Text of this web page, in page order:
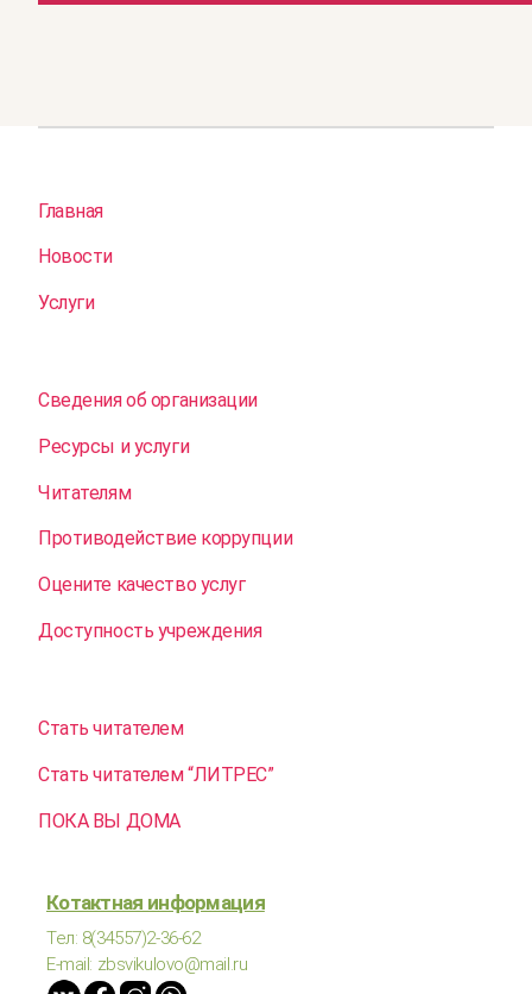
Главная
Новости
Услуги
Сведения об организации
Ресурсы и услуги
Читателям
Противодействие коррупции
Оцените качество услуг
Доступность учреждения
Стать читателем
Стать читателем “ЛИТРЕС”
ПОКА ВЫ ДОМА
Котактная информация
Тел: 8(34557)2-36-62
E-mail: zbsvikulovo@mail.ru